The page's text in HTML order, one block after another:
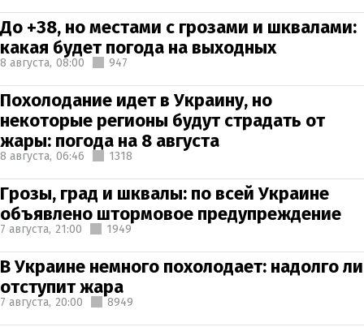
До +38, но местами с грозами и шквалами:
какая будет погода на выходных
8 августа, 08:00 947
Похолодание идет в Украину, но
некоторые регионы будут страдать от
жары: погода на 8 августа
8 августа, 06:46 1318
Грозы, град и шквалы: по всей Украине
объявлено штормовое предупреждение
7 августа, 21:00 1949
В Украине немного похолодает: надолго ли
отступит жара
7 августа, 20:00 8949